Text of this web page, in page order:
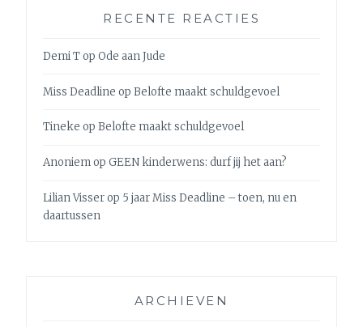
RECENTE REACTIES
Demi TopOde aan Jude
Miss Deadline opBelofte maakt schuldgevoel
Tineke opBelofte maakt schuldgevoel
AnoniemopGEEN kinderwens: durf jij het aan?
Lilian Visserop 5 jaar Miss Deadline – toen, nu en
daartussen
ARCHIEVEN